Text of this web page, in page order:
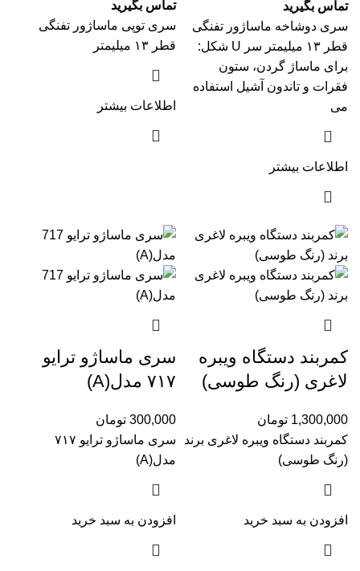
تماس بگیرید
سری دوشاخه ماساژور تفنگی
قطر ۱۳ میلیمتر سر U شکل:
برای ماساژ گردن، ستون
فقرات و تاندون آشیل استفاده
می
اطلاعات بیشتر
تماس بگیرید
سری توپی ماساژور تفنگی
قطر ۱۳ میلیمتر
اطلاعات بیشتر
کمربند دستگاه ویبره
لاغری (رنگ طوسی)
1,300,000 تومان
کمربند دستگاه ویبره لاغری برند
(رنگ طوسی)
افزودن به سبد خرید
سری ماساژو ترایو
۷۱۷ مدل(A)
300,000 تومان
سری ماساژو ترایو ۷۱۷
مدل(A)
افزودن به سبد خرید